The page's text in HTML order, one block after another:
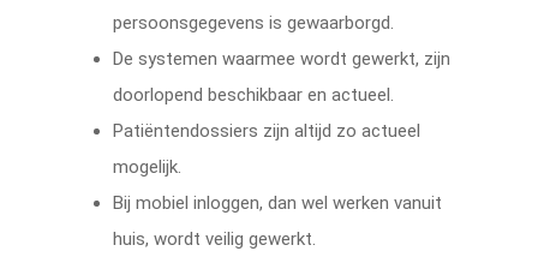
persoonsgegevens is gewaarborgd.
De systemen waarmee wordt gewerkt, zijn
doorlopend beschikbaar en actueel.
Patiëntendossiers zijn altijd zo actueel
mogelijk.
Bij mobiel inloggen, dan wel werken vanuit
huis, wordt veilig gewerkt.